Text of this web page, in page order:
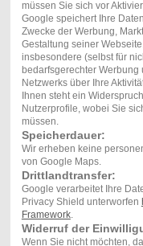
müssen Sie sich vor
Google speichert Ihre
Zwecke der Werbung,
Gestaltung seiner
insbesondere (selbst für
bedarfsgerechter Werbung
Netzwerks über Ihre
Ihnen steht ein
Nutzerprofile, wobei Sie
müssen.
Speicherdauer:
Wir erheben keine
von Google Maps.
Drittlandtransfer:
Google verarbeitet Ihre
Privacy Shield unterworfen
Framework.
Widerruf der
Wenn Sie nicht möchten,